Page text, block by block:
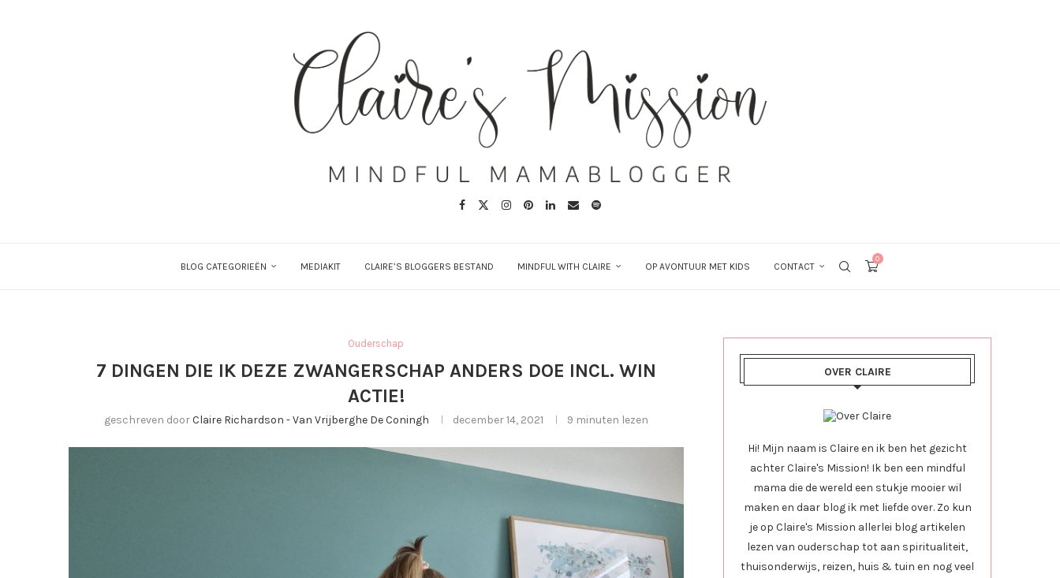
BLOG CATEGORIEËN MEDIAKIT CLAIRE’S BLOGGERS BESTAND MINDFUL WITH CLAIRE OP AVONTUUR MET KIDS CONTACT
0
Ouderschap
7 DINGEN DIE IK DEZE ZWANGERSCHAP ANDERS DOE INCL. WIN
ACTIE!
geschreven doorClaire Richardson - Van Vrijberghe De Coningh december 14, 2021 9 minuten lezen
OVER CLAIRE
Hi! Mijn naam is Claire en ik ben het gezicht
achter Claire's Mission! Ik ben een mindful
mama die de wereld een stukje mooier wil
maken en daar blog ik met liefde over. Zo kun
je op Claire's Mission allerlei blog artikelen
lezen van ouderschap tot aan spiritualiteit,
thuisonderwijs, reizen, huis & tuin en nog veel